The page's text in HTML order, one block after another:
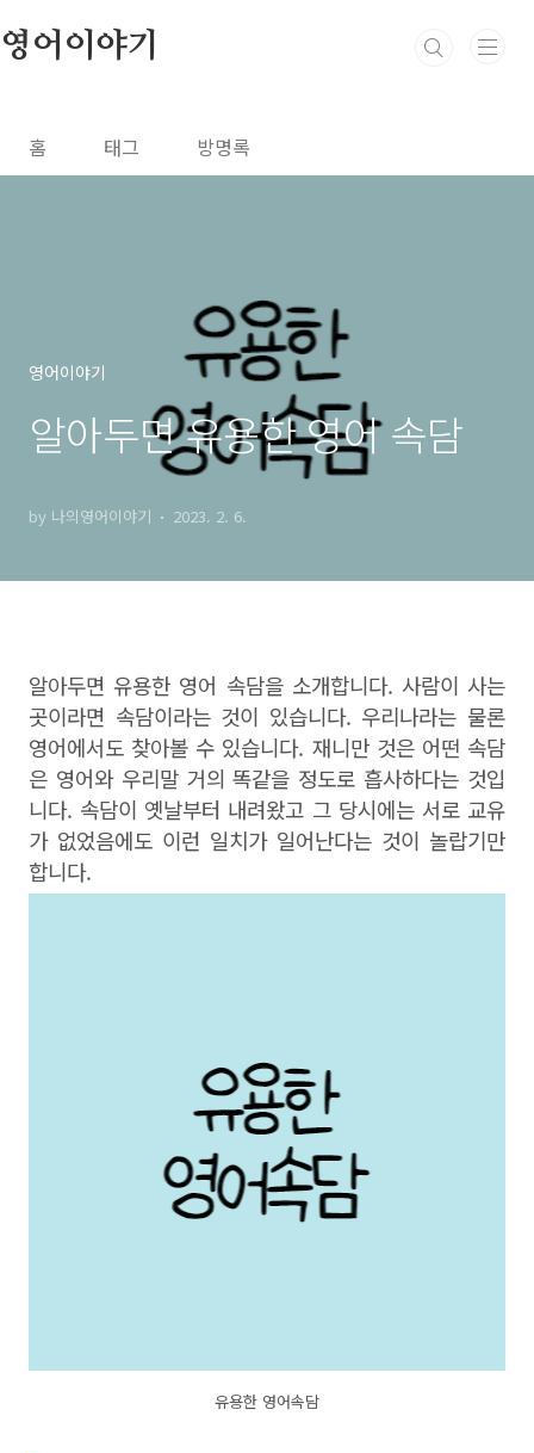
영어이야기
홈 태그 방명록
영어이야기
알아두면 유용한 영어 속담
by 나의영어이야기 2023. 2. 6.
알아두면 유용한 영어 속담을 소개합니다. 사람이 사는
곳이라면 속담이라는 것이 있습니다. 우리나라는 물론
영어에서도 찾아볼 수 있습니다. 재니만 것은 어떤 속담
은 영어와 우리말 거의 똑같을 정도로 흡사하다는 것입
니다. 속담이 옛날부터 내려왔고 그 당시에는 서로 교유
가 없었음에도 이런 일치가 일어난다는 것이 놀랍기만
합니다.
유용한 영어속담